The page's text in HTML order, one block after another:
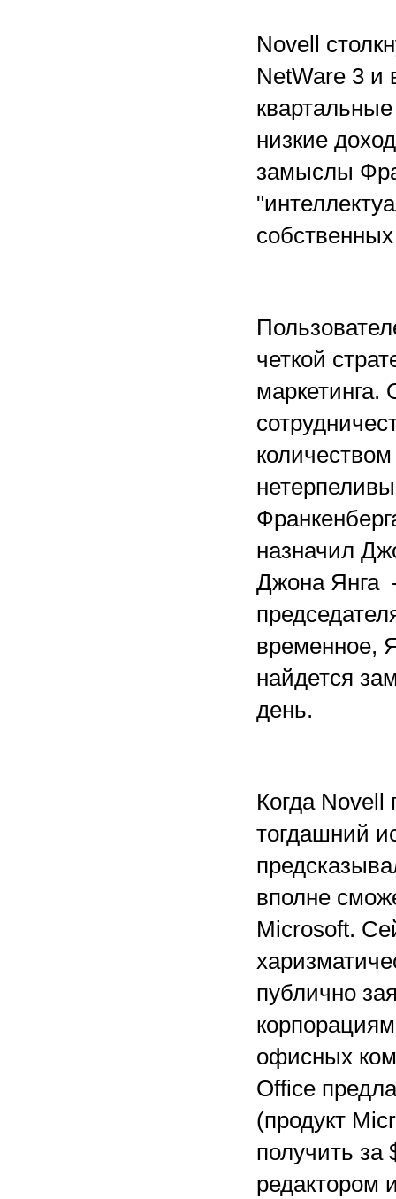
Novell
NetWare 3 и
низкие
замыслы
четкой
маркетинга.
назначил
Джона Янга
временное,
найдется
день.
Когда
тогдашний
вполне
Microsoft.
публично
офисных
Office
(продукт
получить за
редактором